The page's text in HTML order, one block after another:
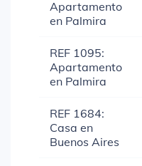
Apartamento
en Palmira
REF 1095:
Apartamento
en Palmira
REF 1684:
Casa en
Buenos Aires